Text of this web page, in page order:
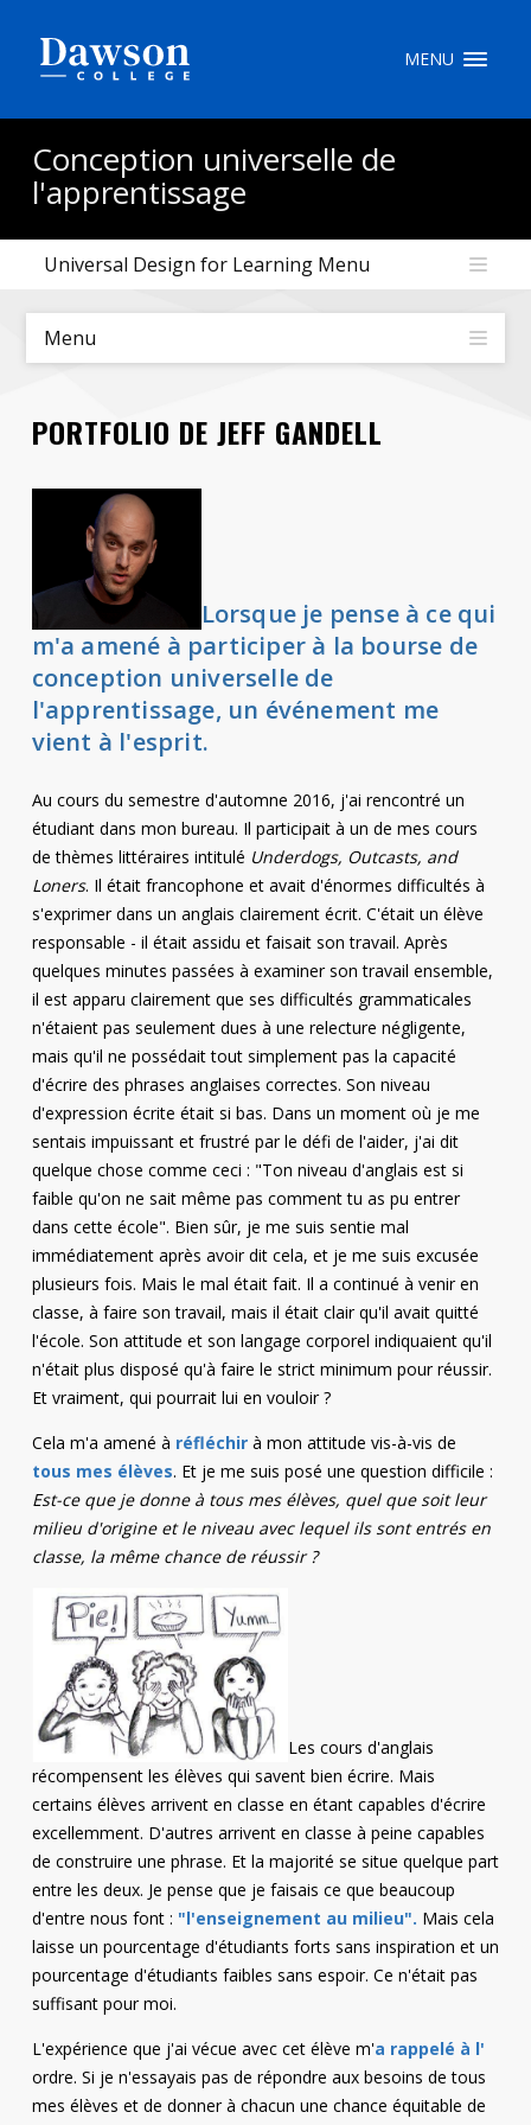
MENU
Conception universelle de
l'apprentissage
Universal Design for Learning Menu
Menu
PORTFOLIO DE JEFF GANDELL
Lorsque je pense à ce qui
m'a amené à participer à la bourse de
conception universelle de
l'apprentissage, un événement me
vient à l'esprit.
Au cours du semestre d'automne 2016, j'ai rencontré un
étudiant dans mon bureau. Il participait à un de mes cours
de thèmes littéraires intitulé Underdogs, Outcasts, and
Loners. Il était francophone et avait d'énormes difficultés à
s'exprimer dans un anglais clairement écrit. C'était un élève
responsable - il était assidu et faisait son travail. Après
quelques minutes passées à examiner son travail ensemble,
il est apparu clairement que ses difficultés grammaticales
n'étaient pas seulement dues à une relecture négligente,
mais qu'il ne possédait tout simplement pas la capacité
d'écrire des phrases anglaises correctes. Son niveau
d'expression écrite était si bas. Dans un moment où je me
sentais impuissant et frustré par le défi de l'aider, j'ai dit
quelque chose comme ceci : "Ton niveau d'anglais est si
faible qu'on ne sait même pas comment tu as pu entrer
dans cette école". Bien sûr, je me suis sentie mal
immédiatement après avoir dit cela, et je me suis excusée
plusieurs fois. Mais le mal était fait. Il a continué à venir en
classe, à faire son travail, mais il était clair qu'il avait quitté
l'école. Son attitude et son langage corporel indiquaient qu'il
n'était plus disposé qu'à faire le strict minimum pour réussir.
Et vraiment, qui pourrait lui en vouloir ?
Cela m'a amené à réfléchirà mon attitude vis-à-vis de
tous mes élèves. Et je me suis posé une question difficile :
Est-ce que je donne à tous mes élèves, quel que soit leur
milieu d'origine et le niveau avec lequel ils sont entrés en
classe, la même chance de réussir ?
Les cours d'anglais
récompensent les élèves qui savent bien écrire. Mais
certains élèves arrivent en classe en étant capables d'écrire
excellemment. D'autres arrivent en classe à peine capables
de construire une phrase. Et la majorité se situe quelque part
entre les deux. Je pense que je faisais ce que beaucoup
d'entre nous font : "l'enseignement au milieu". Mais cela
laisse un pourcentage d'étudiants forts sans inspiration et un
pourcentage d'étudiants faibles sans espoir. Ce n'était pas
suffisant pour moi.
L'expérience que j'ai vécue avec cet élève m'a rappelé à l'
ordre. Si je n'essayais pas de répondre aux besoins de tous
mes élèves et de donner à chacun une chance équitable de
EN
portail My Dawson
À propos de Dawson
Informations
Outils
Liens
Qui vous êtes